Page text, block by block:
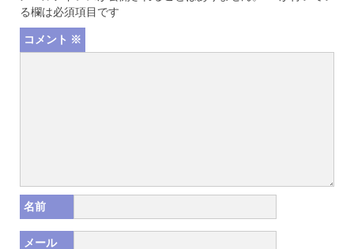
る欄は必須項目です
コメント ※
名前
メール